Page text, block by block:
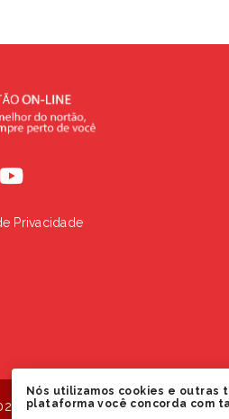
Privacidade
Nortão Online. Todos os direitos
Nós utilizamos cookies e outras
plataforma você concorda com